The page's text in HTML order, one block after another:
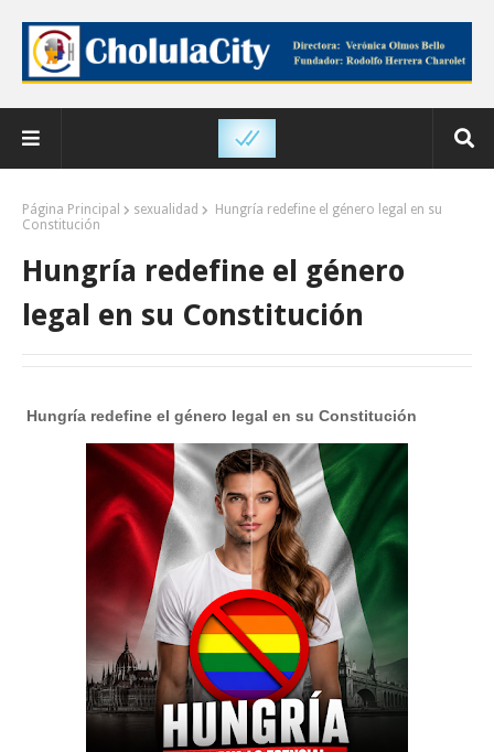
Página Principal sexualidad
Hungría redefine el género legal en su
Constitución
Hungría redefine el género
legal en su Constitución
Hungría redefine el género legal en su Constitución